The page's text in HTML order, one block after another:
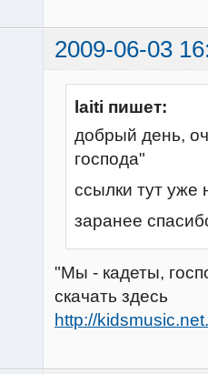
2009-06-03
laiti пишет:
добрый день,
господа"
ссылки тут уже
заранее
"Мы - кадеты,
скачать здесь
http://